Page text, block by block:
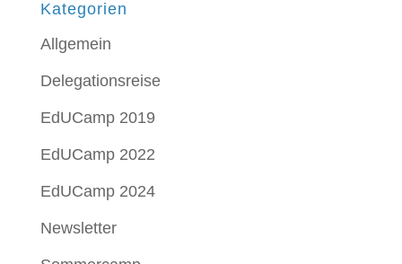
Kategorien
Allgemein
Delegationsreise
EdUCamp 2019
EdUCamp 2022
EdUCamp 2024
Newsletter